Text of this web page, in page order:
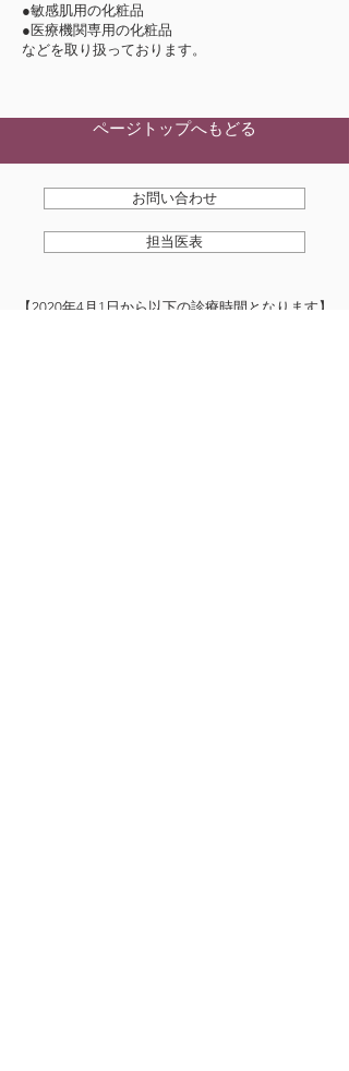
●敏感肌用の化粧品
●医療機関専用の化粧品
などを取り扱っております。
ページトップへもどる
お問い合わせ
担当医表
​【2020年4月1日から以下の診療時間となります】